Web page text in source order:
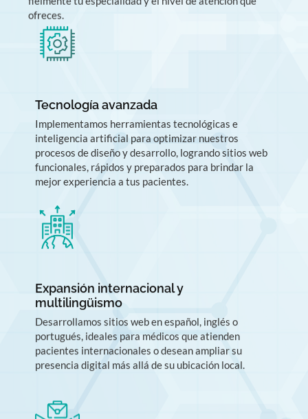
ofreces.
Tecnología avanzada
Implementamos herramientas tecnológicas e
inteligencia artificial para optimizar nuestros
procesos de diseño y desarrollo, logrando sitios web
funcionales, rápidos y preparados para brindar la
mejor experiencia a tus pacientes.
Expansión internacional y
multilingüismo
Desarrollamos sitios web en español, inglés o
portugués, ideales para médicos que atienden
pacientes internacionales o desean ampliar su
presencia digital más allá de su ubicación local.